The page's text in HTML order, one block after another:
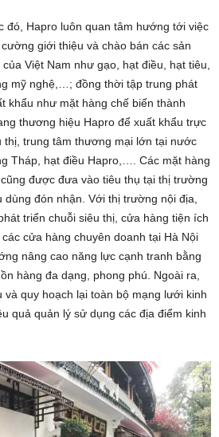
đó, Hapro luôn quan tâm hướng tới việc
giới thiệu và chào bán các sản
Việt Nam như gạo, hạt điều, hạt tiêu,
mỹ nghệ,…; đồng thời tập trung phát
khẩu như mặt hàng chế biến thành
thương hiệu Hapro để xuất khẩu trực
thị, trung tâm thương mại lớn tại nước
Tháp, hạt điều Hapro,…. Các mặt hàng
được đưa vào tiêu thụ tại thị trường
đón nhận. Với thị trường nội địa,
triển chuỗi siêu thị, cửa hàng tiện ích
cửa hàng chuyên doanh tại Hà Nội
nâng cao năng lực cạnh tranh bằng
hàng đa dạng, phong phú. Ngoài ra,
và quy hoạch lại toàn bộ mạng lưới kinh
quả quản lý sử dụng các địa điểm kinh